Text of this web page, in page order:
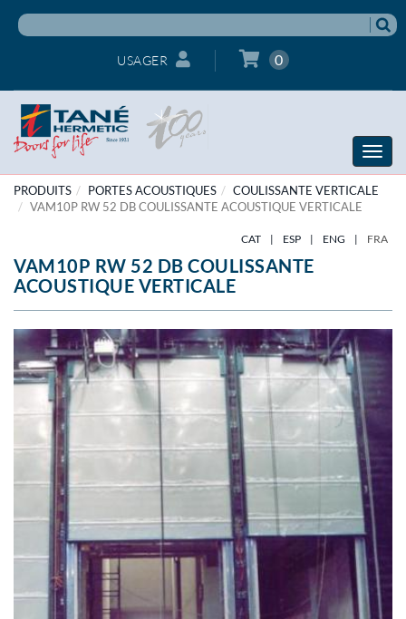
USAGER 0
Toggle
PRODUITS
PORTES ACOUSTIQUES
COULISSANTE VERTICALE
VAM10P RW 52 DB COULISSANTE ACOUSTIQUE VERTICALE
CAT | ESP | ENG | FRA
VAM10P RW 52 DB COULISSANTE
ACOUSTIQUE VERTICALE